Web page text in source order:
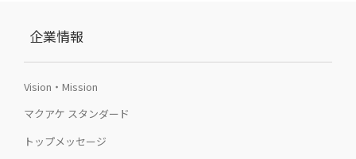
企業情報
Vision・Mission
マクアケ スタンダード
トップメッセージ